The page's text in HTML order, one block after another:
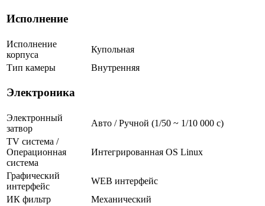
Исполнение
Исполнение
корпуса
Купольная
Тип камеры
Внутренняя
Электроника
Электронный
затвор
Авто / Ручной (1/50 ~ 1/10 000 с)
TV система /
Операционная
система
Интегрированная OS Linux
Графический
интерфейс
WEB интерфейс
ИК фильтр
Механический